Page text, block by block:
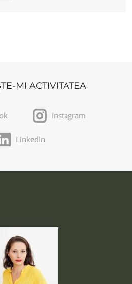
MI ACTIVITATEA
Instagram
LinkedIn